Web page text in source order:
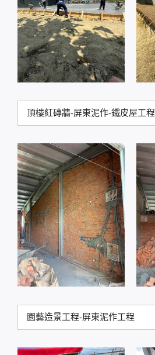
頂樓紅磚牆-屏東泥作-鐵皮屋工程
園藝造景工程-屏東泥作工程